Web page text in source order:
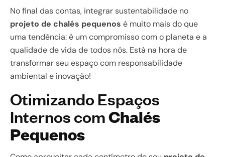
No final das contas, integrar sustentabilidade no
projeto de chalés pequenos é muito mais do que
uma tendência: é um compromisso com o planeta e a
qualidade de vida de todos nós. Está na hora de
transformar seu espaço com responsabilidade
ambiental e inovação!
Otimizando Espaços
Internos comChalés
Pequenos